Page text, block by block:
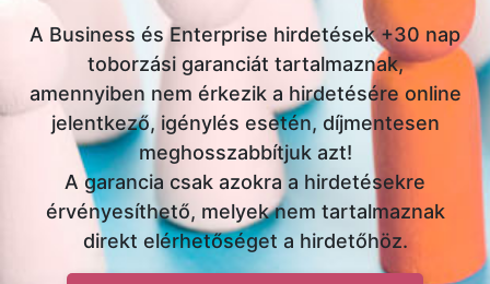
A Business és Enterprise hirdetések +30 nap
toborzási garanciát tartalmaznak,
amennyiben nem érkezik a hirdetésére online
jelentkező, igénylés esetén, díjmentesen
meghosszabbítjuk azt!
A garancia csak azokra a hirdetésekre
érvényesíthető, melyek nem tartalmaznak
direkt elérhetőséget a hirdetőhöz.